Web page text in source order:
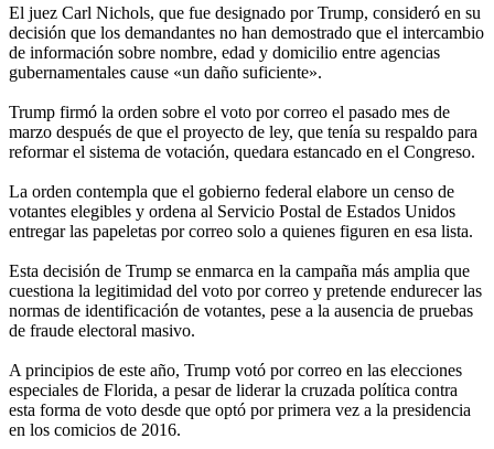
El juez Carl Nichols, que fue designado por Trump, consideró en su
decisión que los demandantes no han demostrado que el intercambio
de información sobre nombre, edad y domicilio entre agencias
gubernamentales cause «un daño suficiente».
Trump firmó la orden sobre el voto por correo el pasado mes de
marzo después de que el proyecto de ley, que tenía su respaldo para
reformar el sistema de votación, quedara estancado en el Congreso.
La orden contempla que el gobierno federal elabore un censo de
votantes elegibles y ordena al Servicio Postal de Estados Unidos
entregar las papeletas por correo solo a quienes figuren en esa lista.
Esta decisión de Trump se enmarca en la campaña más amplia que
cuestiona la legitimidad del voto por correo y pretende endurecer las
normas de identificación de votantes, pese a la ausencia de pruebas
de fraude electoral masivo.
A principios de este año, Trump votó por correo en las elecciones
especiales de Florida, a pesar de liderar la cruzada política contra
esta forma de voto desde que optó por primera vez a la presidencia
en los comicios de 2016.